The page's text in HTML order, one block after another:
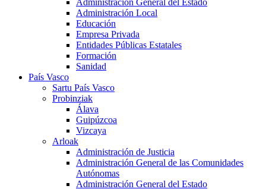
Administración General del Estado
Administración Local
Educación
Empresa Privada
Entidades Públicas Estatales
Formación
Sanidad
País Vasco
Sartu País Vasco
Probinziak
Álava
Guipúzcoa
Vizcaya
Arloak
Administración de Justicia
Administración General de las Comunidades
Autónomas
Administración General del Estado